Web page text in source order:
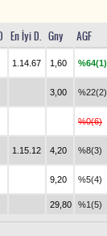
En İyi D. Gny AGF
1.14.67 1,60 %64(1)
3,00 %22(2)
%0(6)
1.15.12 4,20 %8(3)
9,20 %5(4)
29,80 %1(5)